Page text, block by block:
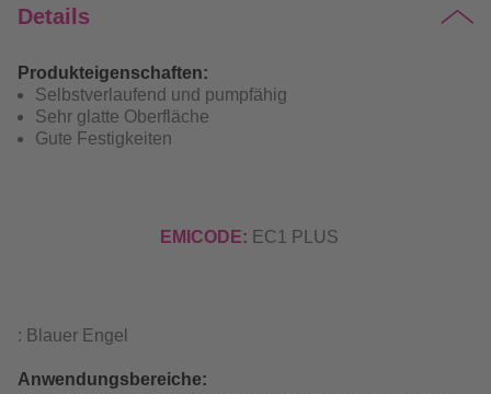
Details
Produkteigenschaften:
Selbstverlaufend und pumpfähig
Sehr glatte Oberfläche
Gute Festigkeiten
EMICODE: EC1 PLUS
: Blauer Engel
Anwendungsbereiche: